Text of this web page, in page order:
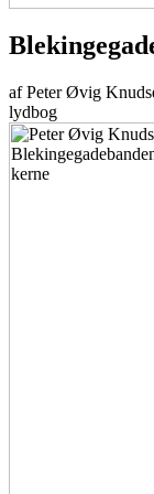
af Peter Øvig
lydbog